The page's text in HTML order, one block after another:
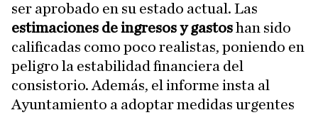
ser aprobado en su estado actual. Las
estimaciones de ingresos y gastoshan sido
calificadas como poco realistas, poniendo en
peligro la estabilidad financiera del
consistorio. Además, el informe insta al
Ayuntamiento a adoptar medidas urgentes